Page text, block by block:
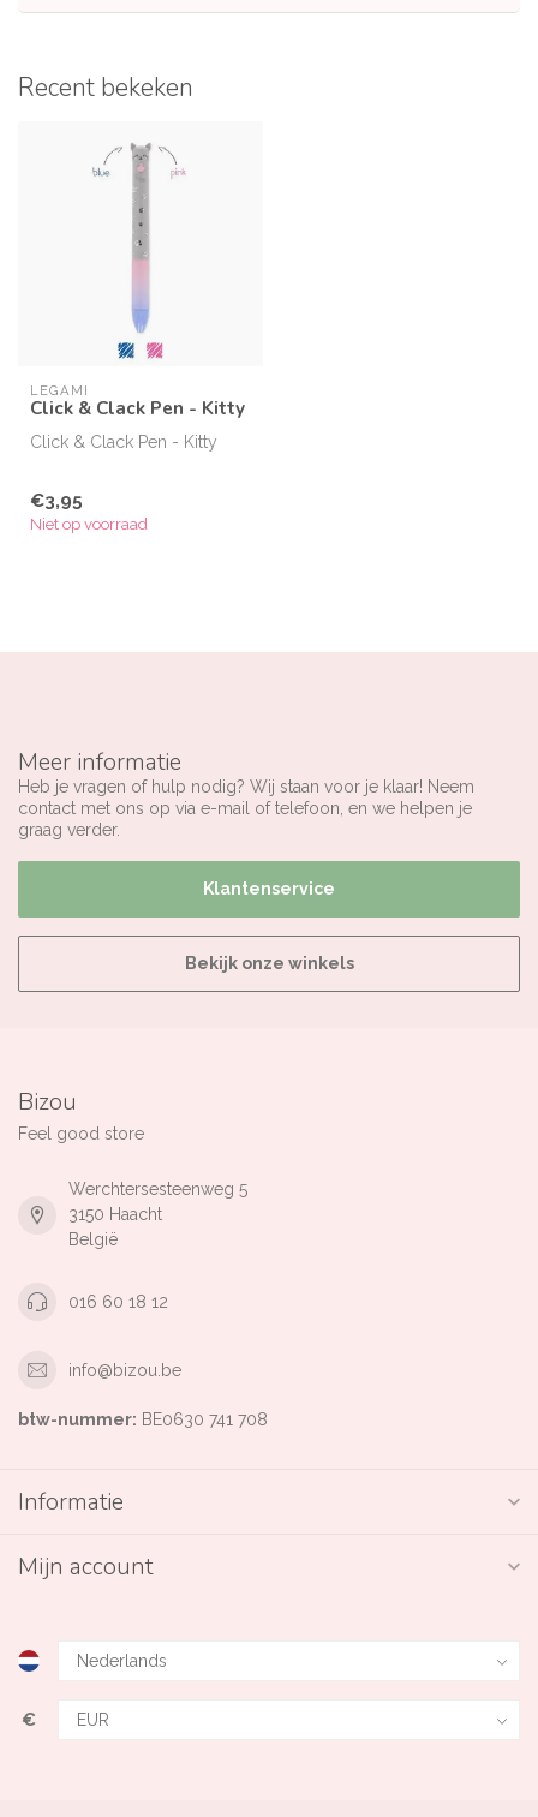
Recent bekeken
LEGAMI
Click & Clack Pen - Kitty
Click & Clack Pen - Kitty
€3,95
Niet op voorraad
Meer informatie
Heb je vragen of hulp nodig? Wij staan voor je klaar! Neem
contact met ons op via e-mail of telefoon, en we helpen je
graag verder.
Klantenservice
Bekijk onze winkels
Bizou
Feel good store
Werchtersesteenweg 5
3150 Haacht
België
016 60 18 12
info@bizou.be
btw-nummer: BE0630 741 708
Informatie
Mijn account
€